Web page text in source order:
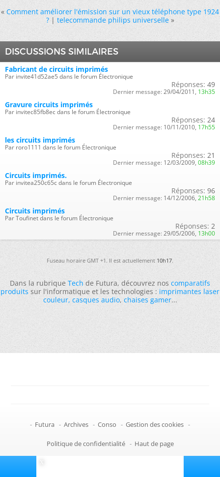
« Comment améliorer l'émission sur un vieux téléphone type 1924
?|telecommande philips universelle »
DISCUSSIONS SIMILAIRES
Fabricant de circuits imprimés
Par invite41d52ae5 dans le forum Électronique
Réponses: 49
Dernier message: 29/04/2011, 13h35
Gravure circuits imprimés
Par invitec85fb8ec dans le forum Électronique
Réponses: 24
Dernier message: 10/11/2010, 17h55
les circuits imprimés
Par roro1111 dans le forum Électronique
Réponses: 21
Dernier message: 12/03/2009, 08h39
Circuits imprimés.
Par invitea250c65c dans le forum Électronique
Réponses: 96
Dernier message: 14/12/2006, 21h58
Circuits imprimés
Par Toufinet dans le forum Électronique
Réponses: 2
Dernier message: 29/05/2006, 13h00
Fuseau horaire GMT +1. Il est actuellement10h17.
Dans la rubriqueTechde Futura, découvrez noscomparatifs
produitssur l'informatique et les technologies :imprimantes laser
couleur,casques audio,chaises gamer...
- Futura - Archives - Conso - Gestion des cookies -
Politique de confidentialité - Haut de page